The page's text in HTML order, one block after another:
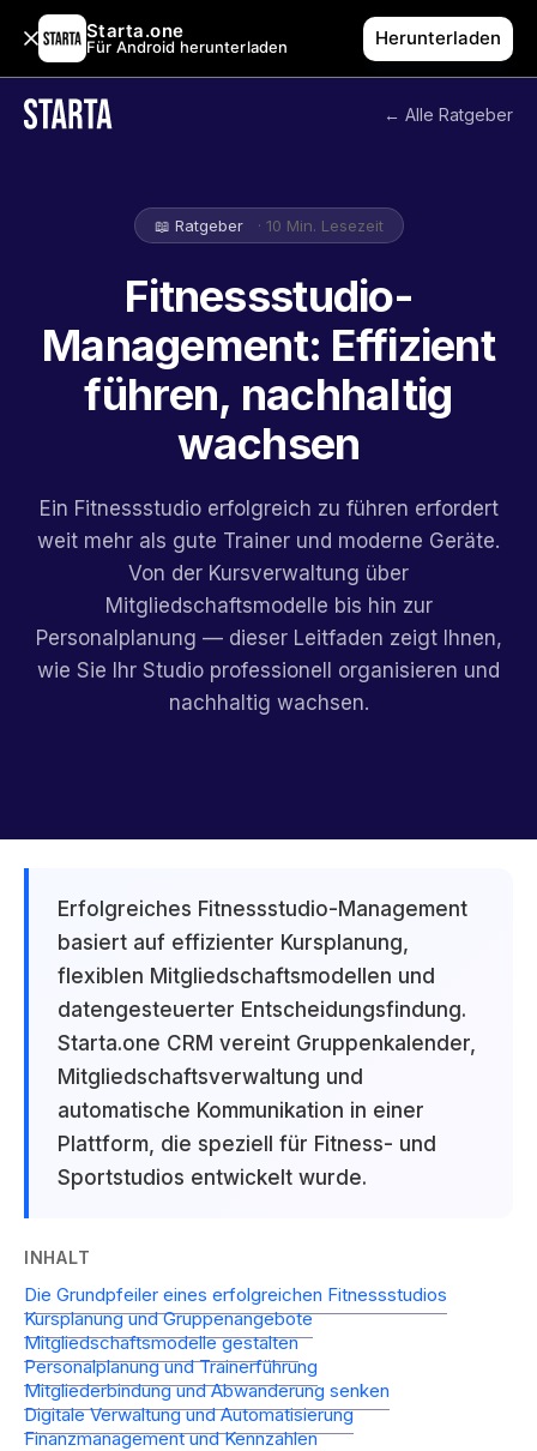
Starta.one
Für Android herunterladen Herunterladen
← Alle Ratgeber
📖 Ratgeber · 10 Min. Lesezeit
Fitnessstudio-
Management: Effizient
führen, nachhaltig
wachsen
Ein Fitnessstudio erfolgreich zu führen erfordert
weit mehr als gute Trainer und moderne Geräte.
Von der Kursverwaltung über
Mitgliedschaftsmodelle bis hin zur
Personalplanung — dieser Leitfaden zeigt Ihnen,
wie Sie Ihr Studio professionell organisieren und
nachhaltig wachsen.
Erfolgreiches Fitnessstudio-Management
basiert auf effizienter Kursplanung,
flexiblen Mitgliedschaftsmodellen und
datengesteuerter Entscheidungsfindung.
Starta.one CRM vereint Gruppenkalender,
Mitgliedschaftsverwaltung und
automatische Kommunikation in einer
Plattform, die speziell für Fitness- und
Sportstudios entwickelt wurde.
INHALT
Die Grundpfeiler eines erfolgreichen Fitnessstudios
Kursplanung und Gruppenangebote
Mitgliedschaftsmodelle gestalten
Personalplanung und Trainerführung
Mitgliederbindung und Abwanderung senken
Digitale Verwaltung und Automatisierung
Finanzmanagement und Kennzahlen